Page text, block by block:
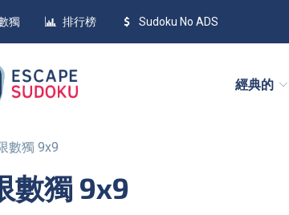
獨 排行榜 Sudoku No ADS
經典的
限數獨 9x9
限數獨 9x9